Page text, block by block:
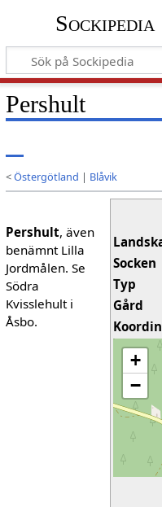
Sockipedia
Pershult
<Östergötland | Blåvik
Socken
Typ
Gård
+
−
Pershult, även
benämnt Lilla
Jordmålen. Se
Södra
Kvisslehult i
Åsbo.